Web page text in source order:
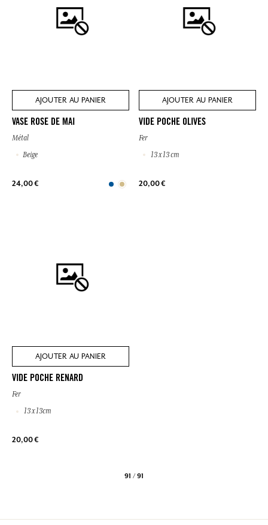
AJOUTER AU PANIER
VASE ROSE DE MAI
Métal
Beige
24,00 €
AJOUTER AU PANIER
VIDE POCHE OLIVES
Fer
13 x 13 cm
20,00 €
AJOUTER AU PANIER
VIDE POCHE RENARD
Fer
13 x 13cm
20,00 €
91 / 91